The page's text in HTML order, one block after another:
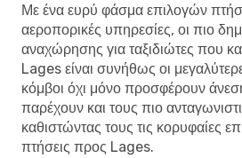
Με ένα ευρύ φάσμα επιλογών
αεροπορικές υπηρεσίες, οι πιο
αναχώρησης για ταξιδιώτες που
Lages είναι συνήθως οι
κόμβοι όχι μόνο προσφέρουν
παρέχουν και τους πιο
καθιστώντας τους τις κορυφαίες
πτήσεις προς Lages.